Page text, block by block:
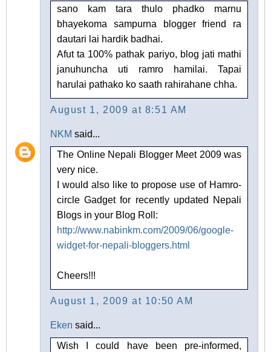
sano kam tara thulo phadko marnu
bhayekoma sampurna blogger friend ra
dautari lai hardik badhai.
Afut ta 100% pathak pariyo, blog jati mathi
januhuncha uti ramro hamilai. Tapai
harulai pathako ko saath rahirahane chha.
August 1, 2009 at 8:51 AM
NKM said...
The Online Nepali Blogger Meet 2009 was
very nice.
I would also like to propose use of Hamro-
circle Gadget for recently updated Nepali
Blogs in your Blog Roll:
http://www.nabinkm.com/2009/06/google-
widget-for-nepali-bloggers.html
Cheers!!!
August 1, 2009 at 10:50 AM
Eken said...
Wish I could have been pre-informed,